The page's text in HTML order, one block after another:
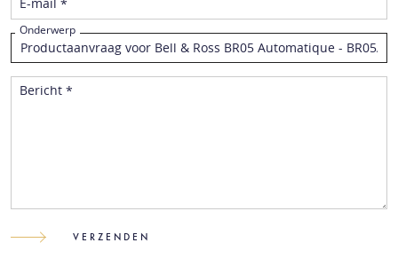
E-mail *
Onderwerp
Bericht *